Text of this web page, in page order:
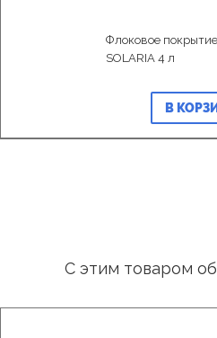
Флоковое покрытие
SOLARIA 4 л
В
С этим товаром